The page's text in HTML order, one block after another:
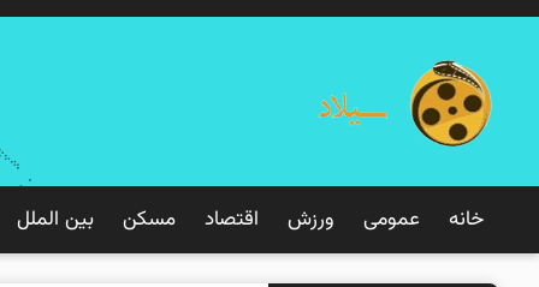
خانه عمومی ورزش اقتصاد مسکن بین الملل